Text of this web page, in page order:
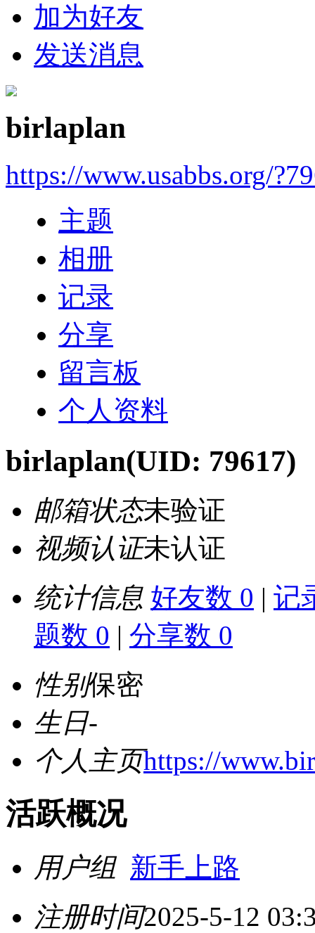
加为好友
发送消息
birlaplan
https://www.usabbs.org/
主题
相册
记录
分享
留言板
个人资料
birlaplan(UID: 79617)
邮箱状态未验证
视频认证未认证
统计信息 好友数 0 | 记
题数 0 | 分享数 0
性别保密
生日-
个人主页https://
活跃概况
用户组 新手上路
注册时间2025-5-12